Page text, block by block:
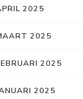
2025
2025
2025
2025